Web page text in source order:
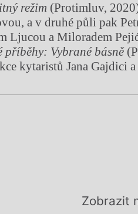
režim (Protimluv,
a v druhé půli pak
Ljucou a Miloradem
příběhy: Vybrané básně
kytaristů Jana Gajdici
Zobrazit